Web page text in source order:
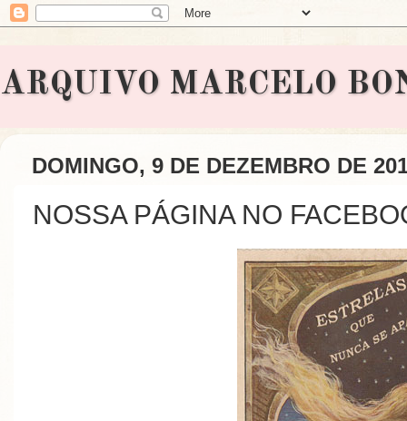
ARQUIVO MARCELO
DOMINGO, 9 DE DEZEMBRO DE
NOSSA PÁGINA NO